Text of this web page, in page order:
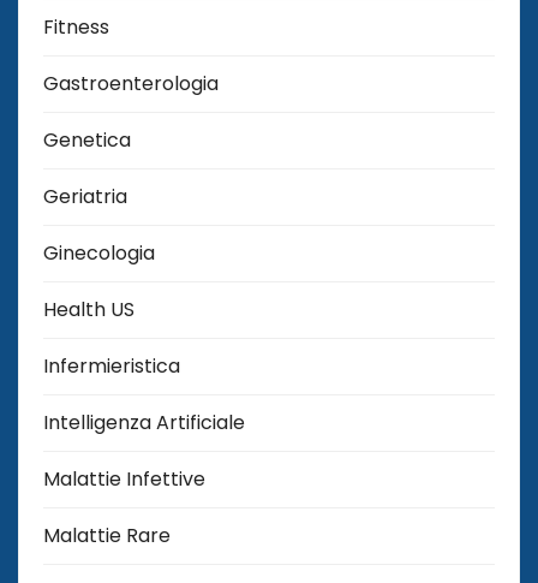
Fitness
Gastroenterologia
Genetica
Geriatria
Ginecologia
Health US
Infermieristica
Intelligenza Artificiale
Malattie Infettive
Malattie Rare